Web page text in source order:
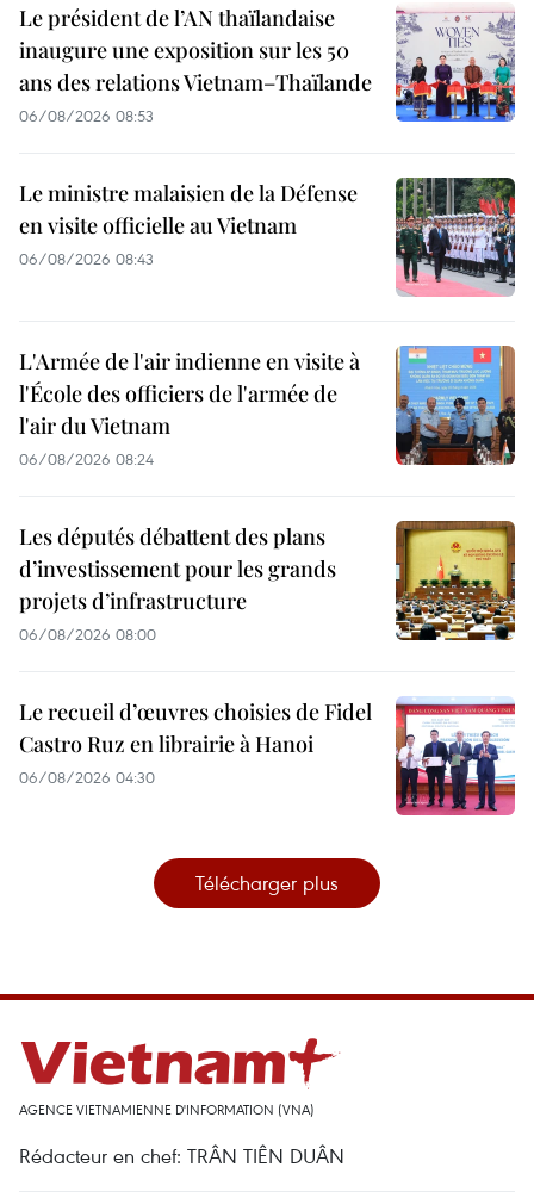
Le président de l’AN thaïlandaise
inaugure une exposition sur les 50
ans des relations Vietnam–Thaïlande
06/08/2026 08:53
Le ministre malaisien de la Défense
en visite officielle au Vietnam
06/08/2026 08:43
L'Armée de l'air indienne en visite à
l'École des officiers de l'armée de
l'air du Vietnam
06/08/2026 08:24
Les députés débattent des plans
d’investissement pour les grands
projets d’infrastructure
06/08/2026 08:00
Le recueil d’œuvres choisies de Fidel
Castro Ruz en librairie à Hanoi
06/08/2026 04:30
Télécharger plus
AGENCE VIETNAMIENNE D'INFORMATION (VNA)
Rédacteur en chef: TRÂN TIÊN DUÂN